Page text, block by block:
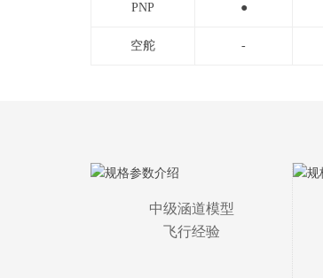
PNP ●
空舵 -
中级涵道模型
飞行经验